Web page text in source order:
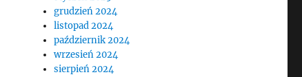
grudzień 2024
listopad 2024
październik 2024
wrzesień 2024
sierpień 2024